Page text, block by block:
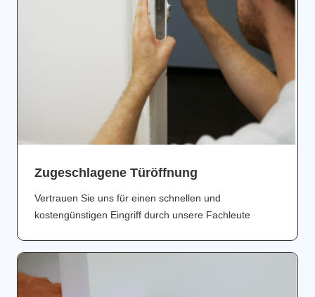
Zugeschlagene Türöffnung
Vertrauen Sie uns für einen schnellen und
kostengünstigen Eingriff durch unsere Fachleute